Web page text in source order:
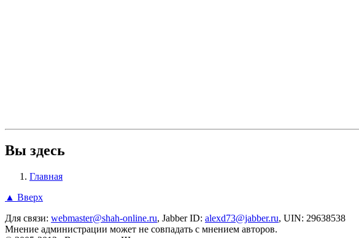
Вы здесь
Главная
▲ Вверх
Для связи: webmaster@shah-online.ru, Jabber ID: alexd73@jabber.ru, UIN: 29638538
Мнение администрации может не совпадать с мнением авторов.